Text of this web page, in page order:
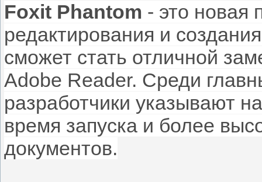
Foxit Phantom - это новая
редактирования и
сможет стать отличной
Adobe Reader. Среди
разработчики указывают
время запуска и более
документов.